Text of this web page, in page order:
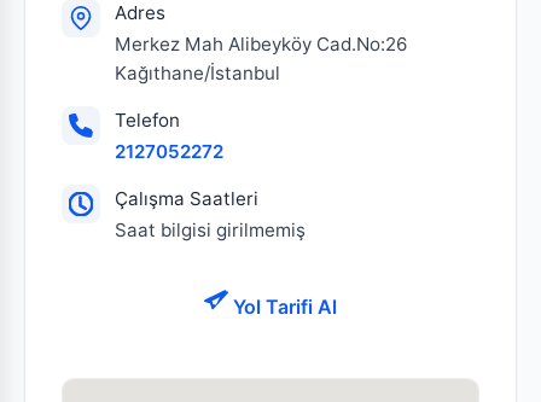
Adres
Merkez Mah Alibeyköy Cad.No:26
Kağıthane/İstanbul
Telefon
2127052272
Çalışma Saatleri
Saat bilgisi girilmemiş
Yol Tarifi Al